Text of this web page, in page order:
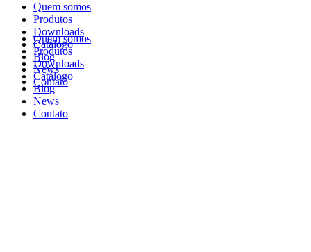
Quem somos
Produtos
Downloads
Catálogo
Blog
News
Contato
Quem somos
Produtos
Downloads
Catálogo
Blog
News
Contato